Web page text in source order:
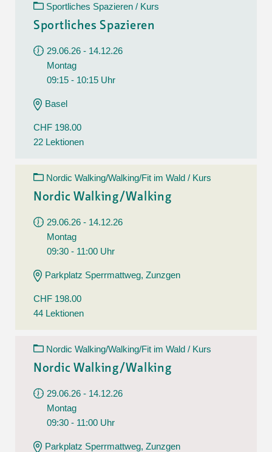
Sportliches Spazieren / Kurs
Sportliches Spazieren
29.06.26 - 14.12.26
Montag
09:15 - 10:15 Uhr
Basel
CHF 198.00
22 Lektionen
Nordic Walking/Walking/Fit im Wald / Kurs
Nordic Walking/Walking
29.06.26 - 14.12.26
Montag
09:30 - 11:00 Uhr
Parkplatz Sperrmattweg, Zunzgen
CHF 198.00
44 Lektionen
Nordic Walking/Walking/Fit im Wald / Kurs
Nordic Walking/Walking
29.06.26 - 14.12.26
Montag
09:30 - 11:00 Uhr
Parkplatz Sperrmattweg, Zunzgen